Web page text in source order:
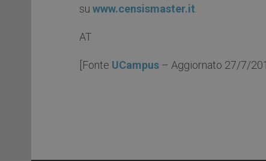
su www.censismaster.it
AT
[Fonte UCampus – Aggiornato 27/7/